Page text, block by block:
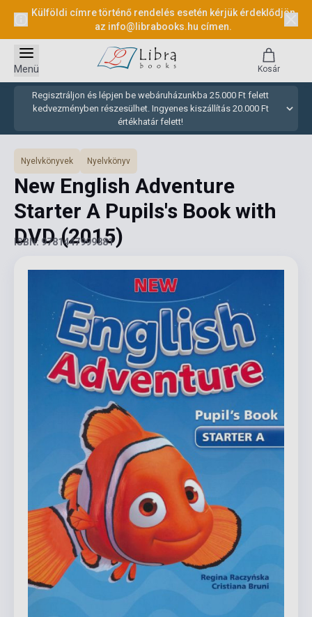
Külföldi címre történő rendelés esetén kérjük érdeklődjön
az info@librabooks.hu címen.
Regisztráljon és lépjen be webáruházunkba 25.000 Ft felett
kedvezményben részesülhet. Ingyenes kiszállítás 20.000 Ft
értékhatár felett!
Menü Kosár
Nyelvkönyvek Nyelvkönyv
New English Adventure
Starter A Pupils's Book with
DVD(2015)
ISBN: 9781447999881